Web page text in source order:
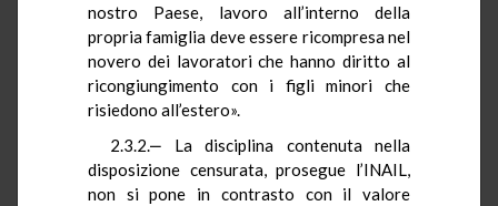
nostro Paese, lavoro all’interno della
propria famiglia deve essere ricompresa nel
novero dei lavoratori che hanno diritto al
ricongiungimento con i figli minori che
risiedono all’estero».
2.3.2.‒ La disciplina contenuta nella
disposizione censurata, prosegue l’INAIL,
non si pone in contrasto con il valore